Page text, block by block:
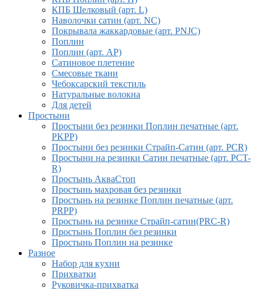
КПБ Шелковый (арт. L)
Наволочки сатин (арт. NC)
Покрывала жаккардовые (арт. PNJC)
Поплин
Поплин (арт. AP)
Сатиновое плетение
Смесовые ткани
Чебоксарский текстиль
Натуральные волокна
Для детей
Простыни
Простыни без резинки Поплин печатные (арт.
PKPP)
Простыни без резинки Страйп-Сатин (арт. PCR)
Простыни на резинки Сатин печатные (арт. PCT-
R)
Простынь АкваСтоп
Простынь махровая без резинки
Простынь на резинке Поплин печатные (арт.
PRPP)
Простынь на резинке Страйп-сатин(PRC-R)
Простынь Поплин без резинки
Простынь Поплин на резинке
Разное
Набор для кухни
Прихватки
Руковичка-прихватка